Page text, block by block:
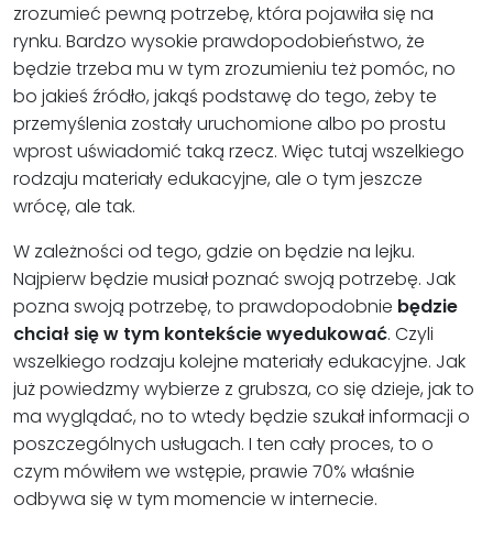
zrozumieć pewną potrzebę, która pojawiła się na
rynku. Bardzo wysokie prawdopodobieństwo, że
będzie trzeba mu w tym zrozumieniu też pomóc, no
bo jakieś źródło, jakąś podstawę do tego, żeby te
przemyślenia zostały uruchomione albo po prostu
wprost uświadomić taką rzecz. Więc tutaj wszelkiego
rodzaju materiały edukacyjne, ale o tym jeszcze
wrócę, ale tak.
W zależności od tego, gdzie on będzie na lejku.
Najpierw będzie musiał poznać swoją potrzebę. Jak
pozna swoją potrzebę, to prawdopodobnie będzie
chciał się w tym kontekście wyedukować. Czyli
wszelkiego rodzaju kolejne materiały edukacyjne. Jak
już powiedzmy wybierze z grubsza, co się dzieje, jak to
ma wyglądać, no to wtedy będzie szukał informacji o
poszczególnych usługach. I ten cały proces, to o
czym mówiłem we wstępie, prawie 70% właśnie
odbywa się w tym momencie w internecie.